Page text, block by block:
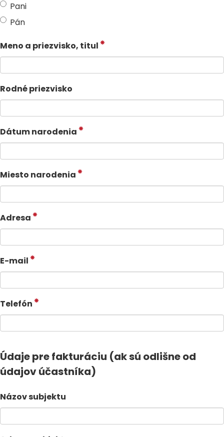
Pani
Pán
Meno a priezvisko, titul
Rodné priezvisko
Dátum narodenia
Miesto narodenia
Adresa
E-mail
Telefón
Údaje pre fakturáciu (ak sú odlišne od
údajov účastníka)
Názov subjektu